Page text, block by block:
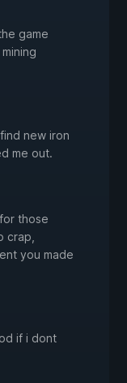
game
new iron
me out.
those
crap,
you made
if i dont